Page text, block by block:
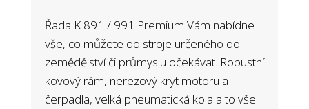
Řada K 891 / 991 Premium Vám nabídne
vše, co můžete od stroje určeného do
zemědělství či průmyslu očekávat. Robustní
kovový rám, nerezový kryt motoru a
čerpadla, velká pneumatická kola a to vše